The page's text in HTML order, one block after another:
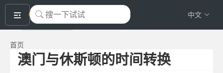
okeyTool 中文
首页
澳门与休斯顿的时间转换